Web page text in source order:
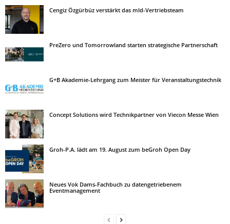
Cengiz Özgürbüz verstärkt das mld-Vertriebsteam
PreZero und Tomorrowland starten strategische Partnerschaft
G+B Akademie-Lehrgang zum Meister für Veranstaltungstechnik
Concept Solutions wird Technikpartner von Viecon Messe Wien
Groh-P.A. lädt am 19. August zum beGroh Open Day
Neues Vok Dams-Fachbuch zu datengetriebenem
Eventmanagement